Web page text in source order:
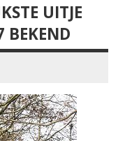
UITJE
BEKEND